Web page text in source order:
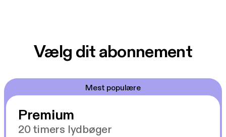
Vælg dit abonnement
Mest populære
Premium
20 timers lydbøger